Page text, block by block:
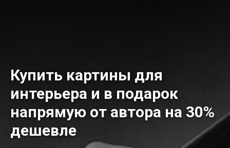
Купить картины для
интерьера и в подарок
напрямую от автора на 30%
дешевле